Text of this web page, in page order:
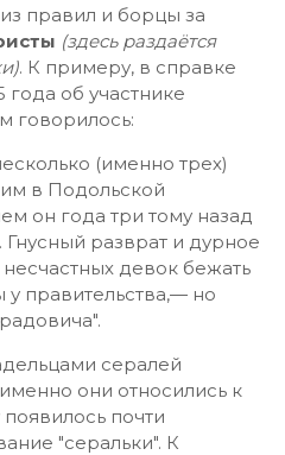
правил и борцы за
(здесь раздаётся
. К примеру, в справке
года об участнике
говорилось:
(именно трех)
им в Подольской
он года три тому назад
разврат и дурное
девок бежать
у правительства,— но
сералей
они относились к
появилось почти
"серальки". К